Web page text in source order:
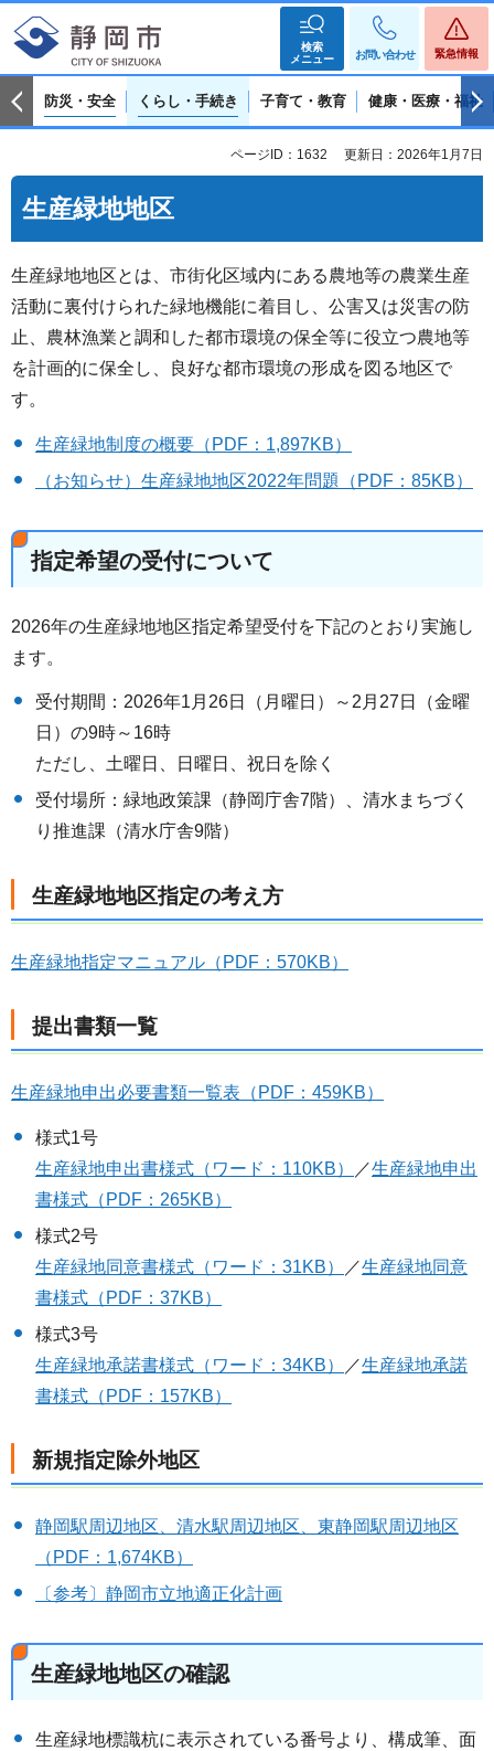
検索
メニュー
お問い合わせ 緊急情報
防災・安全 くらし・手続き 子育て・教育 健康・医療・福祉
ページID：1632 更新日：2026年1月7日
生産緑地地区
生産緑地地区とは、市街化区域内にある農地等の農業生産
活動に裏付けられた緑地機能に着目し、公害又は災害の防
止、農林漁業と調和した都市環境の保全等に役立つ農地等
を計画的に保全し、良好な都市環境の形成を図る地区で
す。
生産緑地制度の概要（PDF：1,897KB）
（お知らせ）生産緑地地区2022年問題（PDF：85KB）
指定希望の受付について
2026年の生産緑地地区指定希望受付を下記のとおり実施し
ます。
受付期間：2026年1月26日（月曜日）～2月27日（金曜
日）の9時～16時
ただし、土曜日、日曜日、祝日を除く
受付場所：緑地政策課（静岡庁舎7階）、清水まちづく
り推進課（清水庁舎9階）
生産緑地地区指定の考え方
生産緑地指定マニュアル（PDF：570KB）
提出書類一覧
生産緑地申出必要書類一覧表（PDF：459KB）
様式1号
生産緑地申出書様式（ワード：110KB）
／生産緑地申出
書様式（PDF：265KB）
様式2号
生産緑地同意書様式（ワード：31KB）
／生産緑地同意
書様式（PDF：37KB）
様式3号
生産緑地承諾書様式（ワード：34KB）
／生産緑地承諾
書様式（PDF：157KB）
新規指定除外地区
静岡駅周辺地区、清水駅周辺地区、東静岡駅周辺地区
（PDF：1,674KB）
〔参考〕静岡市立地適正化計画
生産緑地地区の確認
生産緑地標識杭に表示されている番号より、構成筆、面